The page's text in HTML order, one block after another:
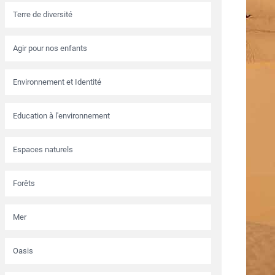
Terre de diversité
Agir pour nos enfants
Environnement et Identité
Education à l'environnement
Espaces naturels
Forêts
Mer
Oasis